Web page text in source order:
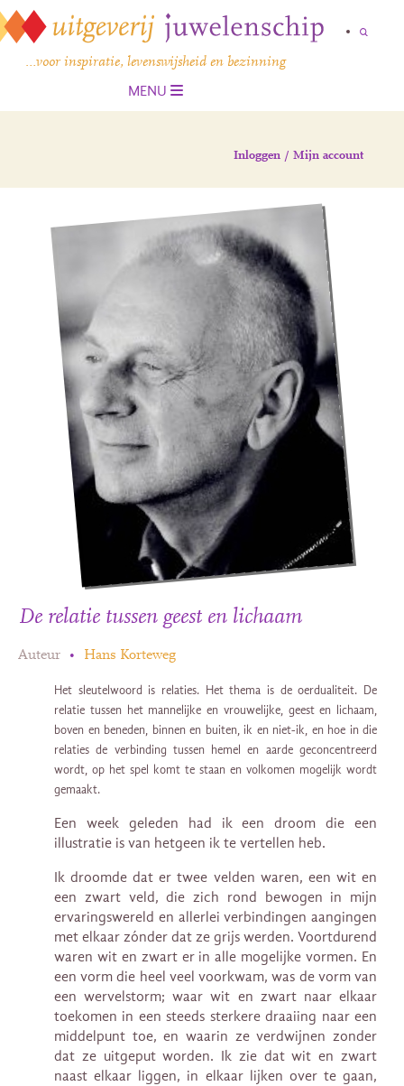
…voor inspiratie, levenswijsheid en bezinning
MENU
Inloggen / Mijn account
De relatie tussen geest en lichaam
Auteur • Hans Korteweg
Het sleutelwoord is relaties. Het thema is de oerdualiteit. De
relatie tussen het mannelijke en vrouwelijke, geest en lichaam,
boven en beneden, binnen en buiten, ik en niet-ik, en hoe in die
relaties de verbinding tussen hemel en aarde geconcentreerd
wordt, op het spel komt te staan en volkomen mogelijk wordt
gemaakt.
Een week geleden had ik een droom die een
illustratie is van hetgeen ik te vertellen heb.
Ik droomde dat er twee velden waren, een wit en
een zwart veld, die zich rond bewogen in mijn
ervaringswereld en allerlei verbindingen aangingen
met elkaar zónder dat ze grijs werden. Voortdurend
waren wit en zwart er in alle mogelijke vormen. En
een vorm die heel veel voorkwam, was de vorm van
een wervelstorm; waar wit en zwart naar elkaar
toekomen in een steeds sterkere draaiing naar een
middelpunt toe, en waarin ze verdwijnen zonder
dat ze uitgeput worden. Ik zie dat wit en zwart
naast elkaar liggen, in elkaar lijken over te gaan,